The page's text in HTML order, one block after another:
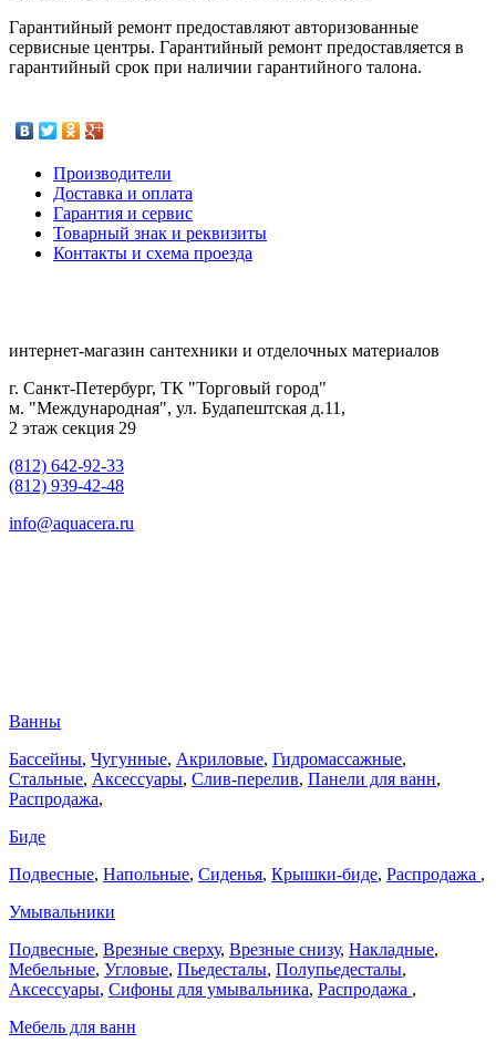
Гарантийный ремонт предоставляют авторизованные
сервисные центры. Гарантийный ремонт предоставляется в
гарантийный срок при наличии гарантийного талона.
Производители
Доставка и оплата
Гарантия и сервис
Товарный знак и реквизиты
Контакты и схема проезда
интернет-магазин сантехники и отделочных материалов
г. Санкт-Петербург, ТК "Торговый город"
м. "Международная", ул. Будапештская д.11,
2 этаж секция 29
(812) 642-92-33
(812) 939-42-48
info@aquacera.ru
Ванны
Бассейны, Чугунные, Акриловые, Гидромассажные,
Стальные, Аксессуары, Слив-перелив, Панели для ванн,
Распродажа,
Биде
Подвесные, Напольные, Сиденья, Крышки-биде, Распродажа ,
Умывальники
Подвесные, Врезные сверху, Врезные снизу, Накладные,
Мебельные, Угловые, Пьедесталы, Полупьедесталы,
Аксессуары, Сифоны для умывальника, Распродажа ,
Мебель для ванн